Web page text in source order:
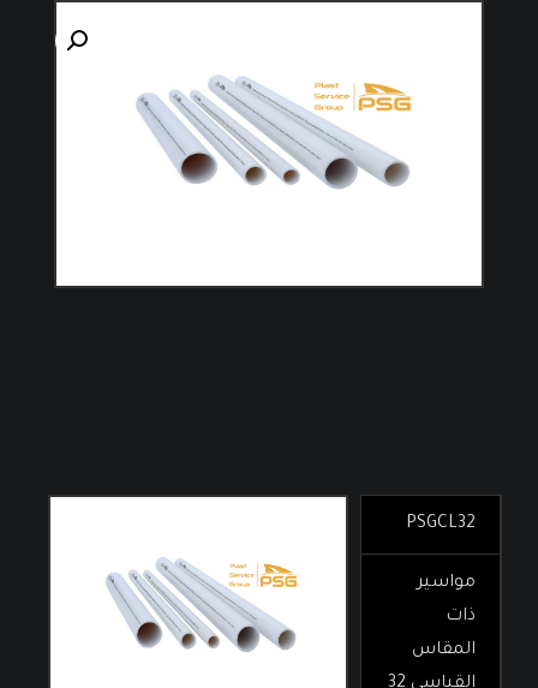
PSGCL32
مواسير
ذات
المقاس